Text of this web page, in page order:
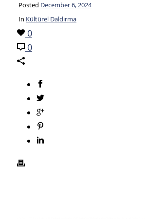
Posted December 6, 2024
In Kültürel Daldırma
0
0